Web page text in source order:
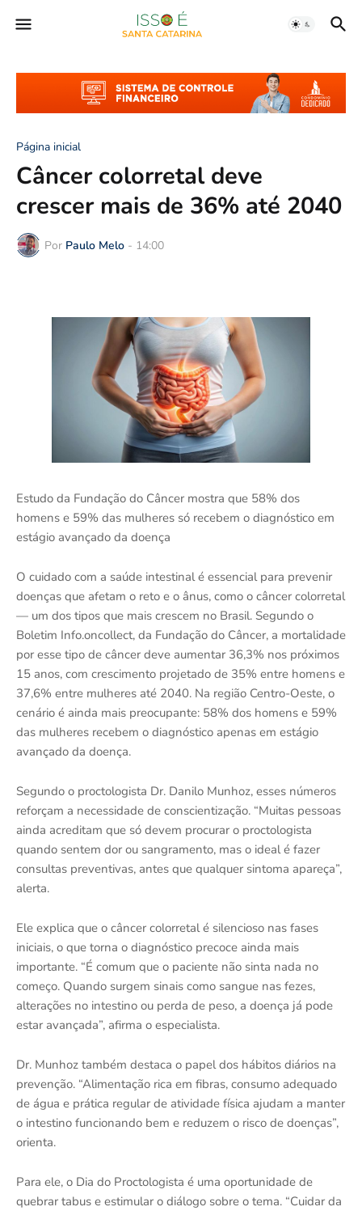
Página inicial
Câncer colorretal deve
crescer mais de 36% até 2040
Por Paulo Melo - 14:00
Estudo da Fundação do Câncer mostra que 58% dos
homens e 59% das mulheres só recebem o diagnóstico em
estágio avançado da doença
O cuidado com a saúde intestinal é essencial para prevenir
doenças que afetam o reto e o ânus, como o câncer colorretal
— um dos tipos que mais crescem no Brasil. Segundo o
Boletim Info.oncollect, da Fundação do Câncer, a mortalidade
por esse tipo de câncer deve aumentar 36,3% nos próximos
15 anos, com crescimento projetado de 35% entre homens e
37,6% entre mulheres até 2040. Na região Centro-Oeste, o
cenário é ainda mais preocupante: 58% dos homens e 59%
das mulheres recebem o diagnóstico apenas em estágio
avançado da doença.
Segundo o proctologista Dr. Danilo Munhoz, esses números
reforçam a necessidade de conscientização. “Muitas pessoas
ainda acreditam que só devem procurar o proctologista
quando sentem dor ou sangramento, mas o ideal é fazer
consultas preventivas, antes que qualquer sintoma apareça”,
alerta.
Ele explica que o câncer colorretal é silencioso nas fases
iniciais, o que torna o diagnóstico precoce ainda mais
importante. “É comum que o paciente não sinta nada no
começo. Quando surgem sinais como sangue nas fezes,
alterações no intestino ou perda de peso, a doença já pode
estar avançada”, afirma o especialista.
Dr. Munhoz também destaca o papel dos hábitos diários na
prevenção. “Alimentação rica em fibras, consumo adequado
de água e prática regular de atividade física ajudam a manter
o intestino funcionando bem e reduzem o risco de doenças”,
orienta.
Para ele, o Dia do Proctologista é uma oportunidade de
quebrar tabus e estimular o diálogo sobre o tema. “Cuidar da